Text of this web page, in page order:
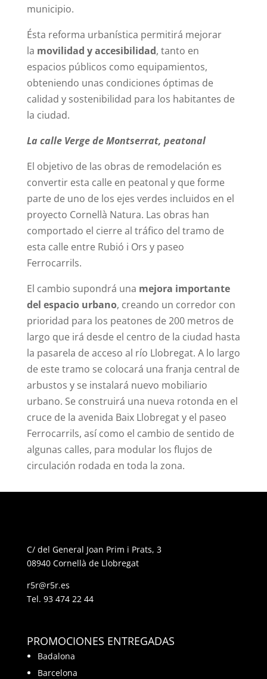
municipio.
Ésta reforma urbanística permitirá mejorar
la movilidad y accesibilidad, tanto en
espacios públicos como equipamientos,
obteniendo unas condiciones óptimas de
calidad y sostenibilidad para los habitantes de
la ciudad.
La calle Verge de Montserrat, peatonal
El objetivo de las obras de remodelación es
convertir esta calle en peatonal y que forme
parte de uno de los ejes verdes incluidos en el
proyecto Cornellà Natura. Las obras han
comportado el cierre al tráfico del tramo de
esta calle entre Rubió i Ors y paseo
Ferrocarrils.
El cambio supondrá una mejora importante
del espacio urbano, creando un corredor con
prioridad para los peatones de 200 metros de
largo que irá desde el centro de la ciudad hasta
la pasarela de acceso al río Llobregat. A lo largo
de este tramo se colocará una franja central de
arbustos y se instalará nuevo mobiliario
urbano. Se construirá una nueva rotonda en el
cruce de la avenida Baix Llobregat y el paseo
Ferrocarrils, así como el cambio de sentido de
algunas calles, para modular los flujos de
circulación rodada en toda la zona.
C/ del General Joan Prim i Prats, 3
08940 Cornellà de Llobregat
r5r@r5r.es
Tel. 93 474 22 44
PROMOCIONES ENTREGADAS
Badalona
Barcelona